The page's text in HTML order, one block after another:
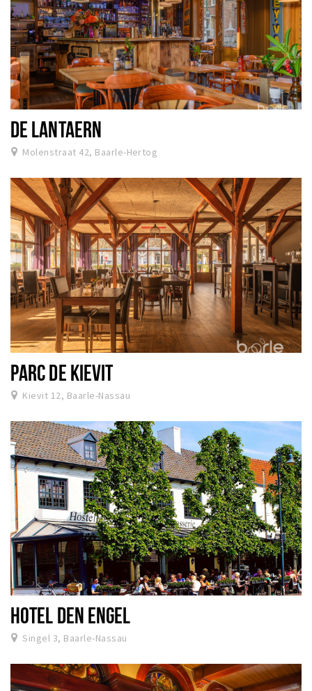
DE LANTAERN
Molenstraat 42, Baarle-Hertog
PARC DE KIEVIT
Kievit 12, Baarle-Nassau
HOTEL DEN ENGEL
Singel 3, Baarle-Nassau